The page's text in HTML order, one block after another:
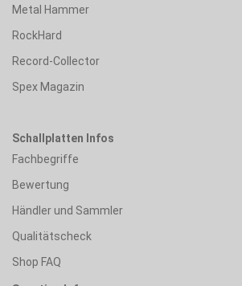
Metal Hammer
RockHard
Record-Collector
Spex Magazin
Schallplatten Infos
Fachbegriffe
Bewertung
Händler und Sammler
Qualitätscheck
Shop FAQ